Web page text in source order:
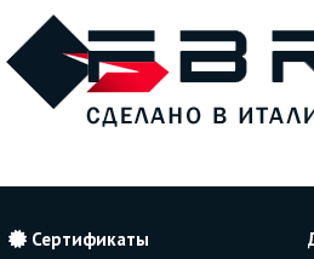
Сертификаты